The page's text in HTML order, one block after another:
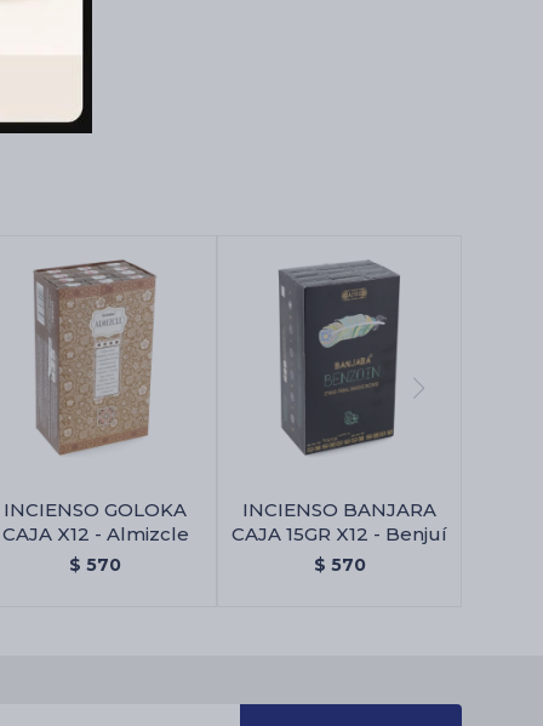
INCIENSO GOLOKA
CAJA X12 - Almizcle
$ 570
INCIENSO BANJARA
CAJA 15GR X12 - Benjuí
$ 570